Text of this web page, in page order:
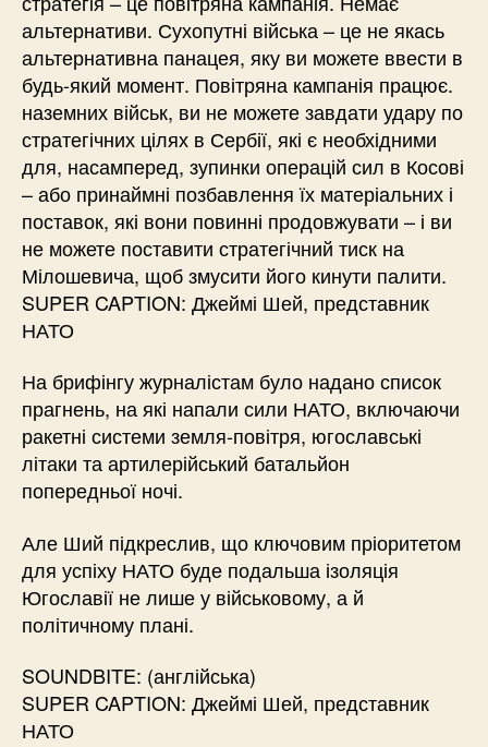
альтернативи. Сухопутні війська – це не якась
альтернативна панацея, яку ви можете ввести в
будь-який момент. Повітряна кампанія працює.
наземних військ, ви не можете завдати удару по
стратегічних цілях в Сербії, які є необхідними
для, насамперед, зупинки операцій сил в Косові
– або принаймні позбавлення їх матеріальних і
поставок, які вони повинні продовжувати – і ви
не можете поставити стратегічний тиск на
Мілошевича, щоб змусити його кинути палити.
SUPER CAPTION: Джеймі Шей, представник
НАТО
На брифінгу журналістам було надано список
прагнень, на які напали сили НАТО, включаючи
ракетні системи земля-повітря, югославські
літаки та артилерійський батальйон
попередньої ночі.
Але Ший підкреслив, що ключовим пріоритетом
для успіху НАТО буде подальша ізоляція
Югославії не лише у військовому, а й
політичному плані.
SOUNDBITE: (англійська)
SUPER CAPTION: Джеймі Шей, представник
НАТО